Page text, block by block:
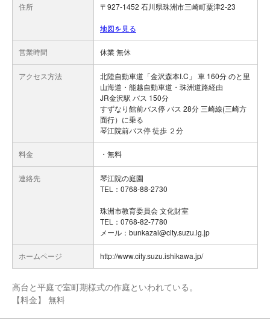
住所 〒927-1452 石川県珠洲市三崎町粟津2-23
地図を見る
営業時間 休業 無休
アクセス方法
北陸自動車道「金沢森本I.C」 車 160分 のと里
山海道・能越自動車道・珠洲道路経由
JR金沢駅 バス 150分
すずなり館前バス停 バス 28分 三崎線(三崎方
面行）に乗る
琴江院前バス停 徒歩 ２分
料金 ・無料
連絡先
琴江院の庭園
TEL：0768-88-2730
珠洲市教育委員会 文化財室
TEL：0768-82-7780
メール：bunkazai@city.suzu.lg.jp
ホームページ http://www.city.suzu.ishikawa.jp/
高台と平庭で室町期様式の作庭といわれている。
【料金】 無料